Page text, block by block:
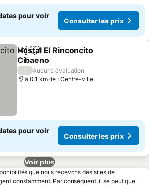
pour voir
Consulter les prix
PartagerAjouter à mes favoris
Hostal El Rinconcito
Cibaeno
Consulter les prix
/
Aucune évaluation
à 0.1 km de : Centre-ville
pour voir
Consulter les prix
Voir plus
que nous recevons des sites de
constamment. Par conséquent, il se peut que